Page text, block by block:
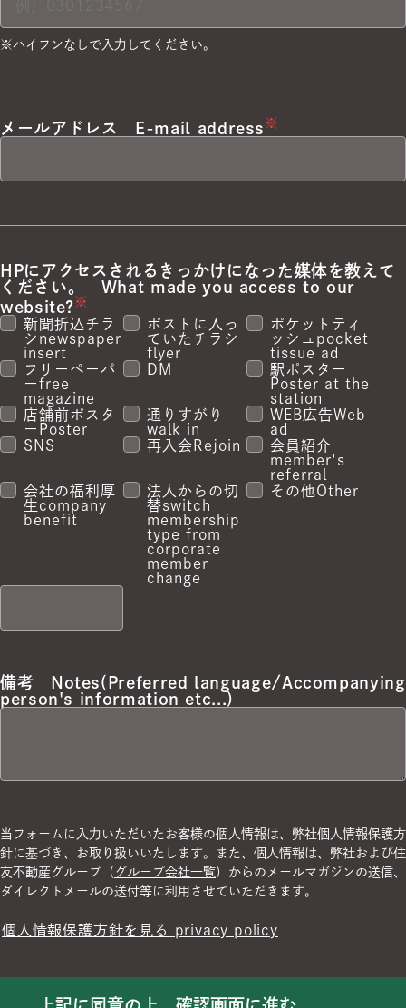
※ハイフンなしで入力してください。
メールアドレス E-mail address ※
HPにアクセスされるきっかけになった媒体を教えて
ください。 What made you access to our
website? ※
新聞折込チラ
シ newspaper
insert
ポストに入っ
ていたチラシ
flyer
ポケットティ
ッシュ pocket
tissue ad
フリーペーパ
ーfree
magazine
DM
駅ポスター
Poster at the
station
店舗前ポスタ
ー Poster
通りすがり
walk in
WEB広告Web
ad
SNS
再入会 Rejoin
会員紹介
member's
referral
会社の福利厚
生company
benefit
法人からの切
替switch
membership
type from
corporate
member
change
その他Other
備考 Notes(Preferred language/Accompanying
person's information etc...)
当フォームに入力いただいたお客様の個人情報は、弊社個人情報保護方
針に基づき、お取り扱いいたします。また、個人情報は、弊社および住
友不動産グループ（ グループ会社一覧）からのメールマガジンの送信、
ダイレクトメールの送付等に利用させていただきます。
個人情報保護方針を見る privacy policy